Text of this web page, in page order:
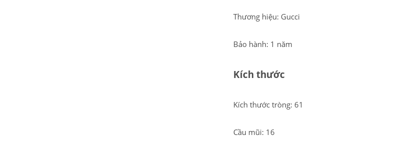
Thương hiệu: Gucci
Bảo hành: 1 năm
Kích thước
Kích thước tròng: 61
Cầu mũi: 16